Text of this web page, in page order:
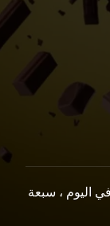
على مدار ٢٤ ساعة في اليوم ، سبعة